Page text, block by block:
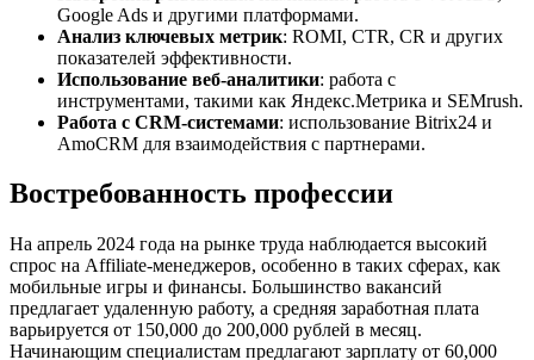
Google Ads и другими платформами.
Анализ ключевых метрик: ROMI, CTR, CR и других
показателей эффективности.
Использование веб-аналитики: работа с
инструментами, такими как Яндекс.Метрика и SEMrush.
Работа с CRM-системами: использование Bitrix24 и
AmoCRM для взаимодействия с партнерами.
Востребованность профессии
На апрель 2024 года на рынке труда наблюдается высокий
спрос на Affiliate-менеджеров, особенно в таких сферах, как
мобильные игры и финансы. Большинство вакансий
предлагает удаленную работу, а средняя заработная плата
варьируется от 150,000 до 200,000 рублей в месяц.
Начинающим специалистам предлагают зарплату от 60,000